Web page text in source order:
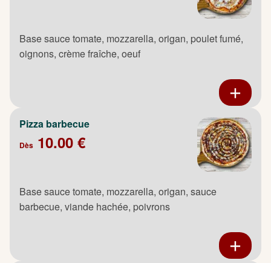
Base sauce tomate, mozzarella, origan, poulet fumé,
oignons, crème fraîche, oeuf
Pizza barbecue
Dès 10.00 €
Base sauce tomate, mozzarella, origan, sauce
barbecue, viande hachée, poivrons